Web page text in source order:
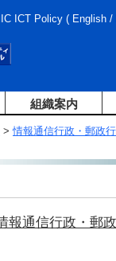
ICT Policy ( English /
組織案内
>情報通信行政・郵政
報通信行政・郵